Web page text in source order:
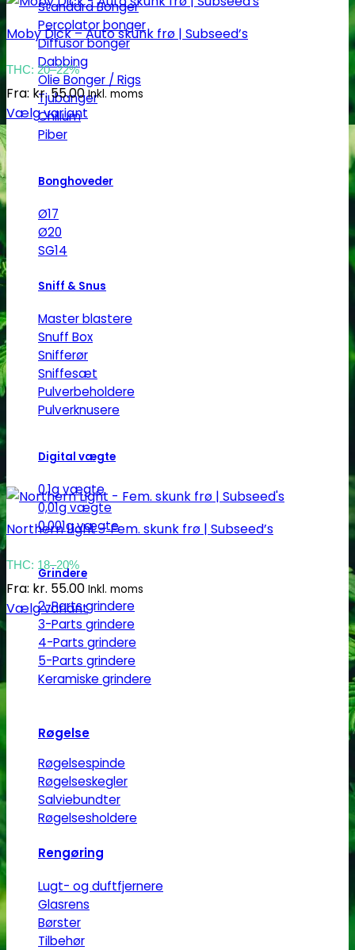
Standard Bonger
Percolator bonger
Diffusor bonger
Dabbing
Olie Bonger / Rigs
Tjubanger
Chillum
Piber
Bonghoveder
Ø17
Ø20
SG14
Sniff & Snus
Master blastere
Snuff Box
Snifferør
Sniffesæt
Pulverbeholdere
Pulverknusere
Digital vægte
0,1g vægte
0,01g vægte
0,001g vægte
Grindere
2-Parts grindere
3-Parts grindere
4-Parts grindere
5-Parts grindere
Keramiske grindere
Røgelse
Røgelsespinde
Røgelseskegler
Salviebundter
Røgelsesholdere
Rengøring
Lugt- og duftfjernere
Glasrens
Børster
Tilbehør
Moby Dick – Auto skunk frø | Subseed’s
THC: 20–22%
Fra: kr.55.00 Inkl. moms
Vælg variant
Dette
vare
har
flere
varianter.
Mulighederne
kan
vælges
varesiden
Northern Light – Fem. skunk frø | Subseed’s
THC: 18–20%
Fra: kr. 55.00 Inkl. moms
Vælg variant
Dette
flere
Mulighederne
kan
vælges
varesiden